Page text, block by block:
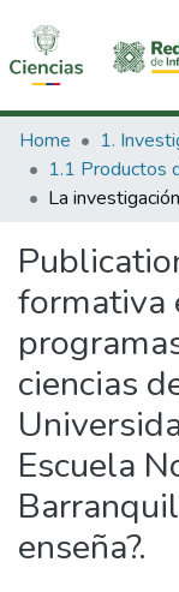
Communities &
All of DSpace
Home
formativa
ciencias
Escuela
enseña?.